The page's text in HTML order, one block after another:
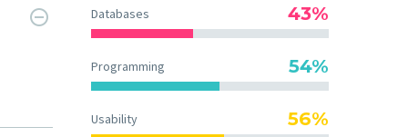
Databases 43%
Programming 54%
Usability 56%